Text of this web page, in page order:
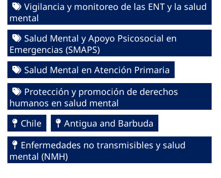
Vigilancia y monitoreo de las ENT y la salud
mental
Salud Mental y Apoyo Psicosocial en
Emergencias (SMAPS)
Salud Mental en Atención Primaria
Protección y promoción de derechos
humanos en salud mental
Chile
Antigua and Barbuda
Enfermedades no transmisibles y salud
mental (NMH)